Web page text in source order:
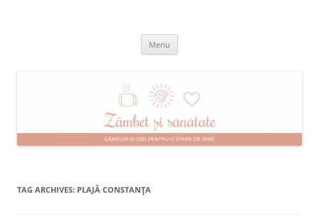
Menu
TAG ARCHIVES: PLAJĂ CONSTANŢA